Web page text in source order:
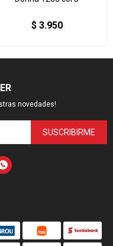
$ 3.950
novedades!
SUSCRIBIRME